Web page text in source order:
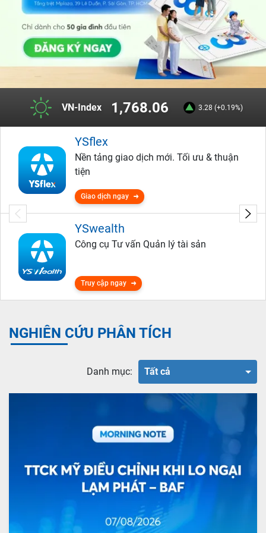
VN-Index 1,768.06 3.28 (+0.19%)
YSflex
Nền tảng giao dịch mới. Tối ưu & thuận
tiện
Giao dịch ngay
YSwealth
Công cụ Tư vấn Quản lý tài sản
Truy cập ngay
NGHIÊN CỨU PHÂN TÍCH
Danh mục: Tất cả